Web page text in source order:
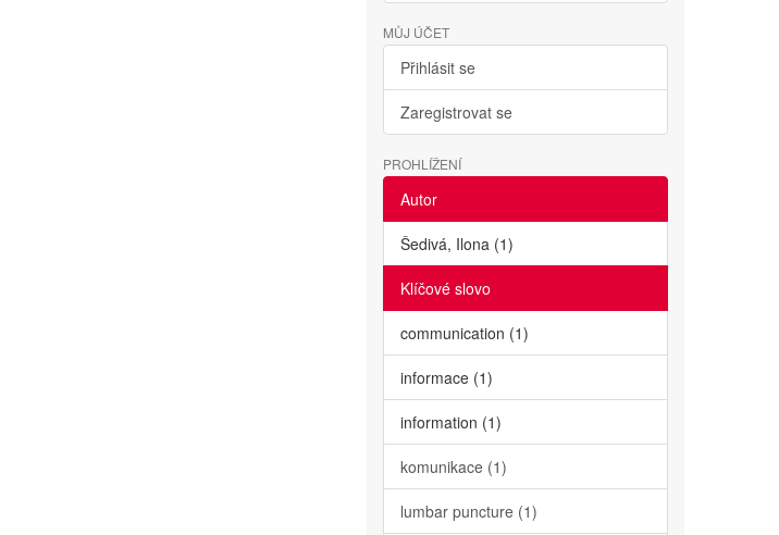
MŮJ ÚČET
Přihlásit se
Zaregistrovat se
PROHLÍŽENÍ
Autor
Šedivá, Ilona (1)
Klíčové slovo
communication (1)
informace (1)
information (1)
komunikace (1)
lumbar puncture (1)